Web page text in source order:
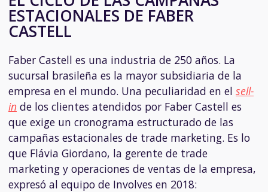
ESTACIONALES DE FABER
CASTELL
Faber Castell es una industria de 250 años. La
sucursal brasileña es la mayor subsidiaria de la
empresa en el mundo. Una peculiaridad en el sell-
in de los clientes atendidos por Faber Castell es
que exige un cronograma estructurado de las
campañas estacionales de trade marketing. Es lo
que Flávia Giordano, la gerente de trade
marketing y operaciones de ventas de la empresa,
expresó al equipo de Involves en 2018: